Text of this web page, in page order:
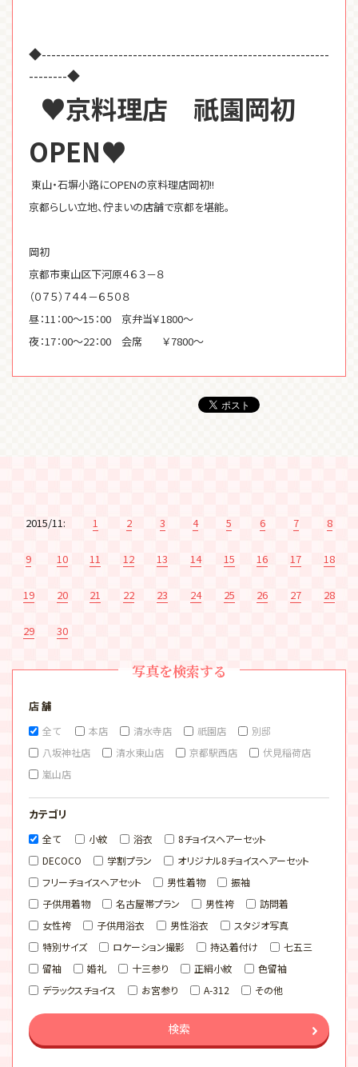
◆------------------------------------------------------------
--------◆
♥京料理店 祇園岡初
OPEN♥
東山・石塀小路にOPENの京料理店岡初!!
京都らしい立地、佇まいの店舗で京都を堪能。
岡初
京都市東山区下河原４６３－８
（０７５）７４４－６５０８
昼：11：00～15：00 京弁当￥1800～
夜：17：00～22：00 会席 ￥7800～
2015/11: 1 2 3 4 5 6 7 8
9 10 11 12 13 14 15 16 17 18
19 20 21 22 23 24 25 26 27 28
29 30
写真を検索する
店 舗
全て 本店 清水寺店 祇園店
別邸
八坂神社店
清水東山店 京都駅西店
伏見稲荷店
嵐山店
カテゴリ
全て 小紋 浴衣
8チョイスヘアーセット
DECOCO
学割プラン
オリジナル8チョイスヘアーセット
フリーチョイスヘアセット
男性着物
振袖
子供用着物
名古屋帯プラン 男性袴
訪問着
女性袴
子供用浴衣 男性浴衣
スタジオ写真
特別サイズ
ロケーション撮影 持込着付け
七五三
留袖
婚礼 十三参り 正絹小紋
色留袖
デラックスチョイス
お宮参り A-312 その他
検索